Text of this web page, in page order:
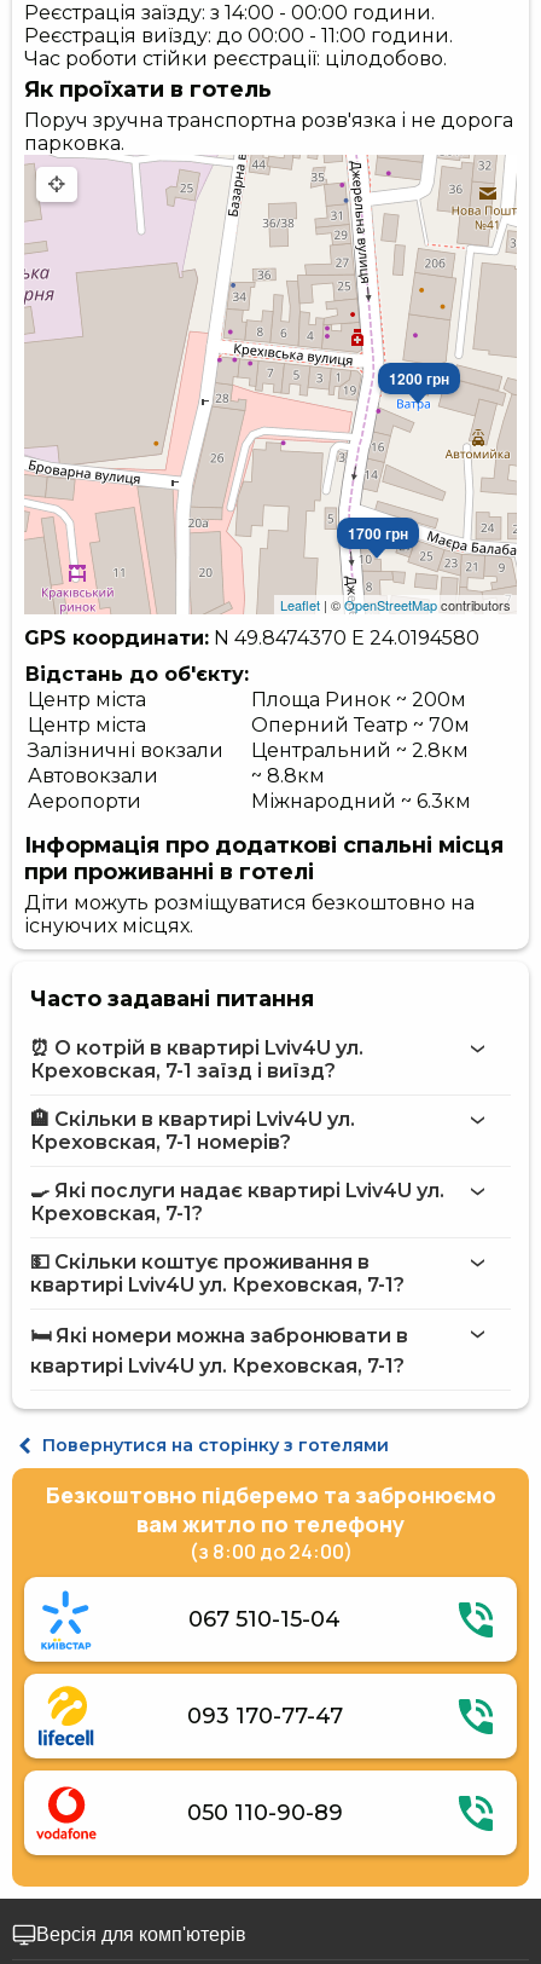
Реєстрація заїзду: з 14:00 - 00:00 години.
Реєстрація виїзду: до 00:00 - 11:00 години.
Час роботи стійки реєстрації: цілодобово.
Як проїхати в готель
Поруч зручна транспортна розв'язка і не дорога
парковка.
1200 грн
1700 грн
Leaflet | ©OpenStreetMapcontributors
GPS координати: N 49.8474370 E 24.0194580
Відстань до об'єкту:
Центр міста
Площа Ринок ~ 200м
Центр міста
Оперний Театр ~ 70м
Залізничні вокзали
Центральний ~ 2.8км
Автовокзали
~ 8.8км
Аеропорти
Міжнародний ~ 6.3км
Інформація про додаткові спальні місця
при проживанні в готелі
Діти можуть розміщуватися безкоштовно на
існуючих місцях.
Часто задавані питання
⏰ О котрій в квартирі Lviv4U ул.
Креховская, 7-1 заїзд і виїзд?
Більше інформації про Квартира Lviv4U ул. Креховская,
7-1
🏨 Скільки в квартирі Lviv4U ул.
Креховская, 7-1 номерів?
на сайті
🍳 Які послуги надає квартирі Lviv4U ул.
Креховская, 7-1?
Інтернет
Обслуговування номерів
Персонал розмовляє англійською мовою
💵 Скільки коштує проживання в
квартирі Lviv4U ул. Креховская, 7-1?
на сайті Hotels24.ua
🛏️ Які номери можна забронювати в
квартирі Lviv4U ул. Креховская, 7-1?
Повернутися на сторінку з готелями
Безкоштовно підберемо та забронюємо
вам житло по телефону
(з 8:00 до 24:00)
067 510-15-04
093 170-77-47
050 110-90-89
Версія для комп'ютерів